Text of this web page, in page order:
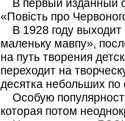
В первый изданный
«Повість про
В 1928 году
маленьку мавпу»,
на путь творения
переходит на
десятка небольших по
Особую
которая потом